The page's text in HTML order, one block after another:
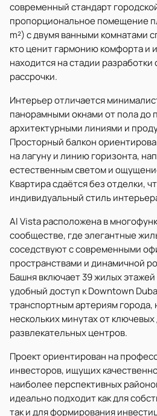
современный стандарт
пропорциональное помещение
m²) с двумя ванными комнатами
кто ценит гармонию комфорта и
находится на стадии
рассрочки.
Интерьер отличается
панорамными окнами от пола до
архитектурными линиями и
Просторный балкон
на лагуну и линию горизонта,
естественным светом и
Квартира сдаётся без отделки,
индивидуальный стиль
Al Vista расположена в
сообществе, где элегантные
соседствуют с современными
пространствами и динамичной
Башня включает 39 жилых
удобный доступ к Downtown
транспортным артериям города,
нескольких минутах от
развлекательных центров.
Проект ориентирован на
инвесторов, ищущих
наиболее перспективных
идеально подходит как для
так и для формирования